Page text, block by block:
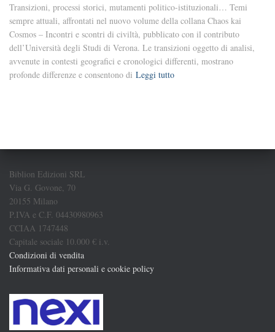
Transizioni, processi storici, mutamenti politico-istituzionali… Temi
sempre attuali, affrontati nel nuovo volume della collana Chaos kai
Cosmos – Incontri e scontri di civiltà, pubblicato con il contributo
dell’Università degli Studi di Verona. Le transizioni oggetto di analisi,
avvenute in contesti geografici e cronologici differenti, mostrano
profonde differenze e consentono di Leggi tutto
Biblion Edizioni SRL
Via G. Govone, 70
20155 Milano
P.IVA e C.F. 04430980963
CCIAA 1747448
Capitale sociale 10.000 € i.v.
Condizioni di vendita
Informativa dati personali e cookie policy